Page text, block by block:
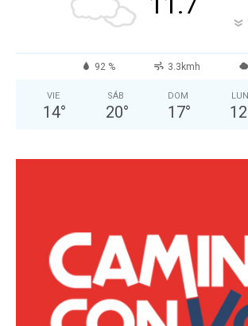
92 % 3.3kmh
VIE
14°
SÁB
20°
DOM
17°
LUN
12